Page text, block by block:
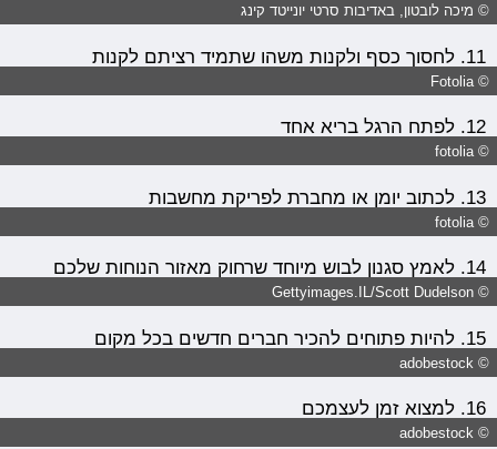
© מיכה לובטון, באדיבות סרטי יונייטד קינג
11. לחסוך כסף ולקנות משהו שתמיד רציתם לקנות
© Fotolia
12. לפתח הרגל בריא אחד
© fotolia
13. לכתוב יומן או מחברת לפריקת מחשבות
© fotolia
14. לאמץ סגנון לבוש מיוחד שרחוק מאזור הנוחות שלכם
© Gettyimages.IL/Scott Dudelson‏
15. להיות פתוחים להכיר חברים חדשים בכל מקום
© adobestock
16. למצוא זמן לעצמכם
© adobestock